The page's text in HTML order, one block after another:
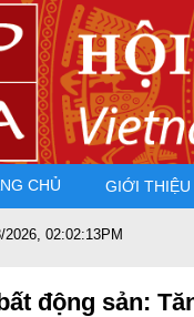
CHỦ GIỚI THIỆU
02:02:14PM
động sản: